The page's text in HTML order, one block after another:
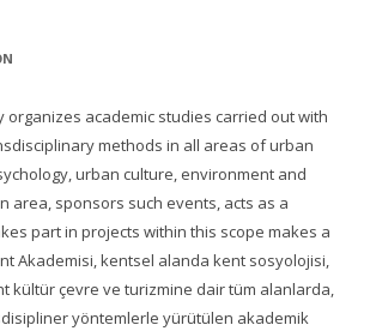
organizes academic studies carried out with
methods in all areas of urban
urban culture, environment and
area, sponsors such events, acts as a
part in projects within this scope makes a
Akademisi, kentsel alanda kent sosyolojisi,
kültür çevre ve turizmine dair tüm alanlarda,
yöntemlerle yürütülen akademik